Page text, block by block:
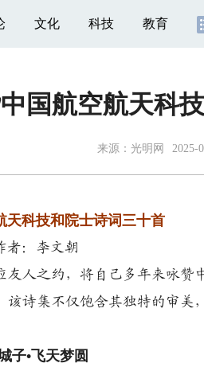
文化 科技 教育
国航空航天科
来源： 光明网 2025-
天科技和院士诗词三十首
者：李文朝
友人之约，将自己多年来咏赞
诗集不仅饱含其独特的审美
子•飞天梦圆